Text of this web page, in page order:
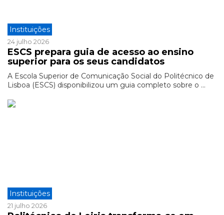
Instituições
24 julho 2026
ESCS prepara guia de acesso ao ensino
superior para os seus candidatos
A Escola Superior de Comunicação Social do Politécnico de
Lisboa (ESCS) disponibilizou um guia completo sobre o ...
Instituições
21 julho 2026